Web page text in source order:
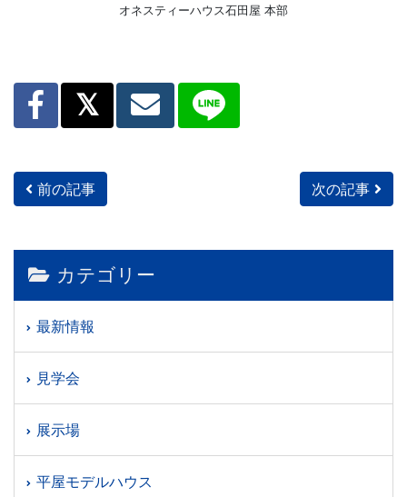
オネスティーハウス石田屋 本部
前の記事 次の記事
カテゴリー
最新情報
見学会
展示場
平屋モデルハウス